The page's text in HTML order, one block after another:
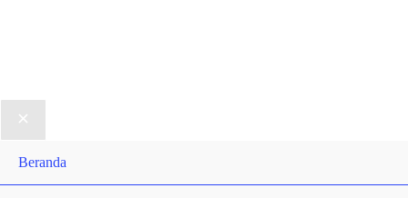
Beranda